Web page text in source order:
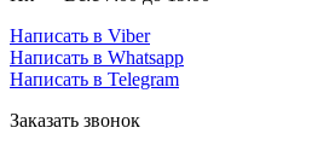
Написать в Viber
Написать в Whatsapp
Написать в Telegram
Заказать звонок